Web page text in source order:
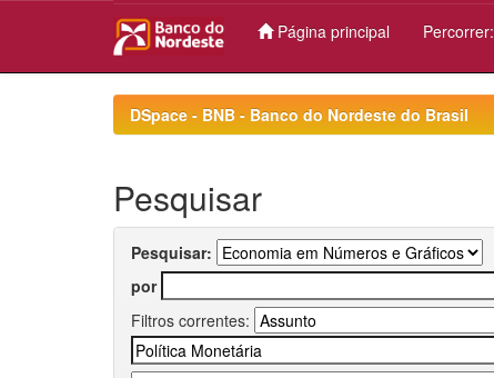
Página principal Percorrer:
DSpace - BNB - Banco do Nordeste do Brasil
Pesquisar
Pesquisar:
por
Filtros correntes: